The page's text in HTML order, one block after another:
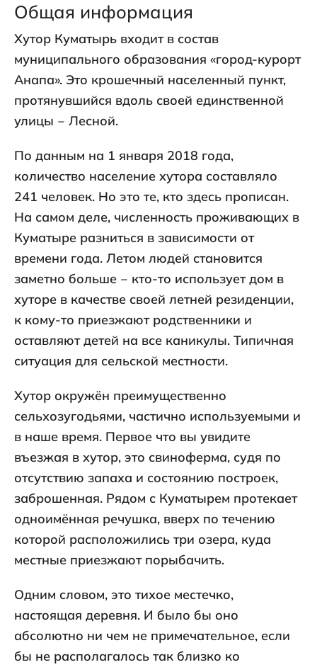
Общая информация
Хутор Куматырь входит в состав
муниципального образования «город-курорт
Анапа». Это крошечный населенный пункт,
протянувшийся вдоль своей единственной
улицы ‒ Лесной.
По данным на 1 января 2018 года,
количество население хутора составляло
241 человек. Но это те, кто здесь прописан.
На самом деле, численность проживающих в
Куматыре разниться в зависимости от
времени года. Летом людей становится
заметно больше ‒ кто-то использует дом в
хуторе в качестве своей летней резиденции,
к кому-то приезжают родственники и
оставляют детей на все каникулы. Типичная
ситуация для сельской местности.
Хутор окружён преимущественно
сельхозугодьями, частично используемыми и
в наше время. Первое что вы увидите
въезжая в хутор, это свиноферма, судя по
отсутствию запаха и состоянию построек,
заброшенная. Рядом с Куматырем протекает
одноимённая речушка, вверх по течению
которой расположились три озера, куда
местные приезжают порыбачить.
Одним словом, это тихое местечко,
настоящая деревня. И было бы оно
абсолютно ни чем не примечательное, если
бы не располагалось так близко ко